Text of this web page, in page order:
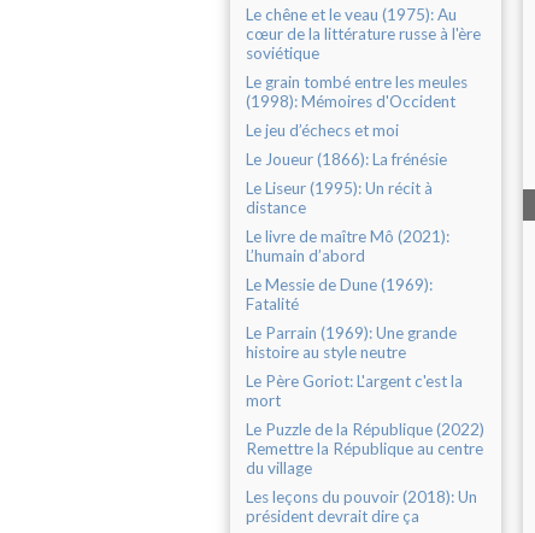
Le chêne et le veau (1975): Au
cœur de la littérature russe à l'ère
soviétique
Le grain tombé entre les meules
(1998): Mémoires d'Occident
Le jeu d’échecs et moi
Le Joueur (1866): La frénésie
Le Liseur (1995): Un récit à
distance
Le livre de maître Mô (2021):
L’humain d’abord
Le Messie de Dune (1969):
Fatalité
Le Parrain (1969): Une grande
histoire au style neutre
Le Père Goriot: L'argent c'est la
mort
Le Puzzle de la République (2022)
Remettre la République au centre
du village
Les leçons du pouvoir (2018): Un
président devrait dire ça